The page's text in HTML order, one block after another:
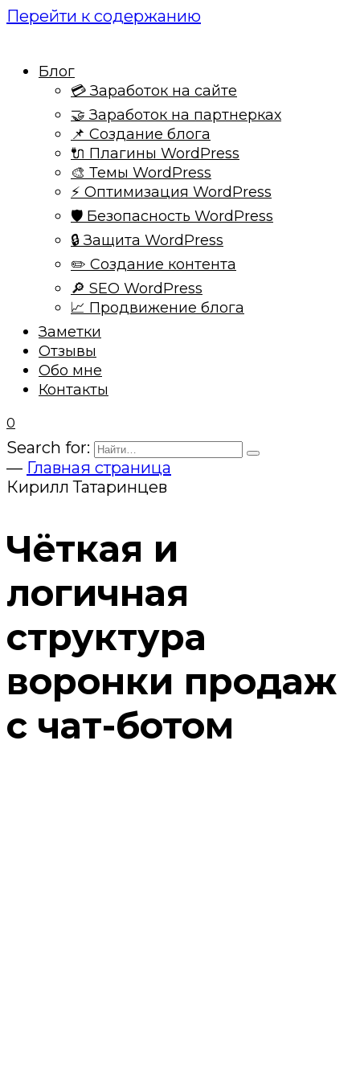
Перейти к содержанию
Блог
💳 Заработок на сайте
🤝 Заработок на партнерках
📌 Создание блога
🔌 Плагины WordPress
🎨 Темы WordPress
⚡ Оптимизация WordPress
🛡️ Безопасность WordPress
🔒 Защита WordPress
✏️ Создание контента
🔎 SEO WordPress
📈 Продвижение блога
Заметки
Отзывы
Обо мне
Контакты
0
Search for:
— Главная страница
Кирилл Татаринцев
Чёткая и
логичная
структура
воронки продаж
с чат-ботом